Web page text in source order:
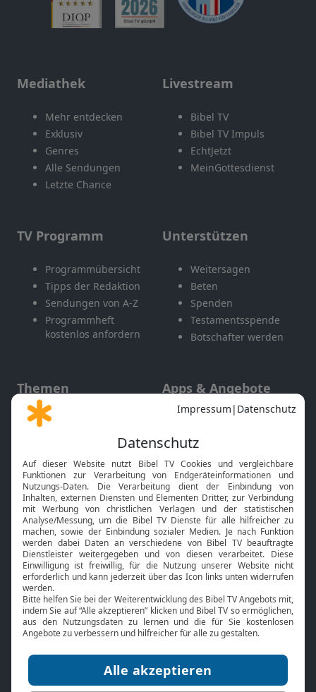
Mediathek
Mehr entdecken
Exklusiv
Genres
Alle Sendungen
Letzte Chance
Livestream
Bibel TV
Bibel TV Impuls
EchtJetzt
MeinGottesdienst
TV Programm
Programmübersicht
Tipps der Redaktion
Sendungen von A-Z
Programmheft
kostenlos anfordern
Unterstützen
Weitersagen
Beten
Spenden
Testamentsspende
Botschafter werden
Themen
Gott und Bibel erklärt
Neuigkeiten
Apps & Angebote
Mobile App
Smart TV
HbbTV
Bibelthek Online-Bibel
Nächster Gottesdienst
Bibel TV
Über uns
Jobs
Mediadaten
Service
Kontakt
TV-Empfang